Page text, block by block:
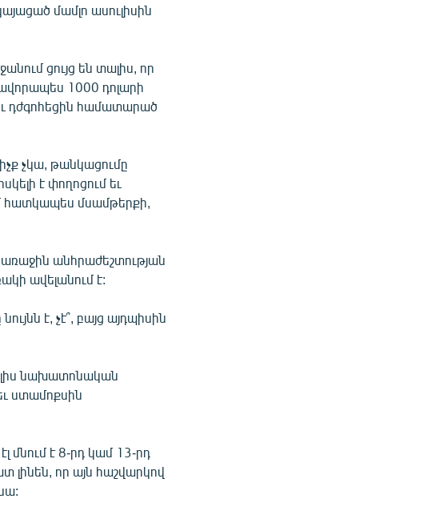
մամլո ասուլիսին
ցույց են տալիս, որ
1000 դոլարի
դժգոհեցին համատարած
չկա, թանկացումը
է փողոցում եւ
հատկապես մսամթերքի,
անհրաժեշտության
ավելանում է:
է, չէ՞, բայց այդպիսին
նախատոնական
ստամոքսին
մնում է 8-րդ կամ 13-րդ
լինեն, որ այն հաշվարկով